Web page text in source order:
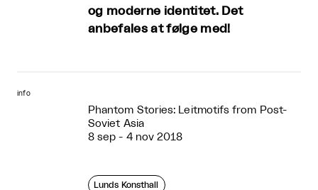
og moderne identitet. Det
anbefales at følge med!
info
Phantom Stories: Leitmotifs from Post-
Soviet Asia
8 sep - 4 nov 2018
Lunds Konsthall